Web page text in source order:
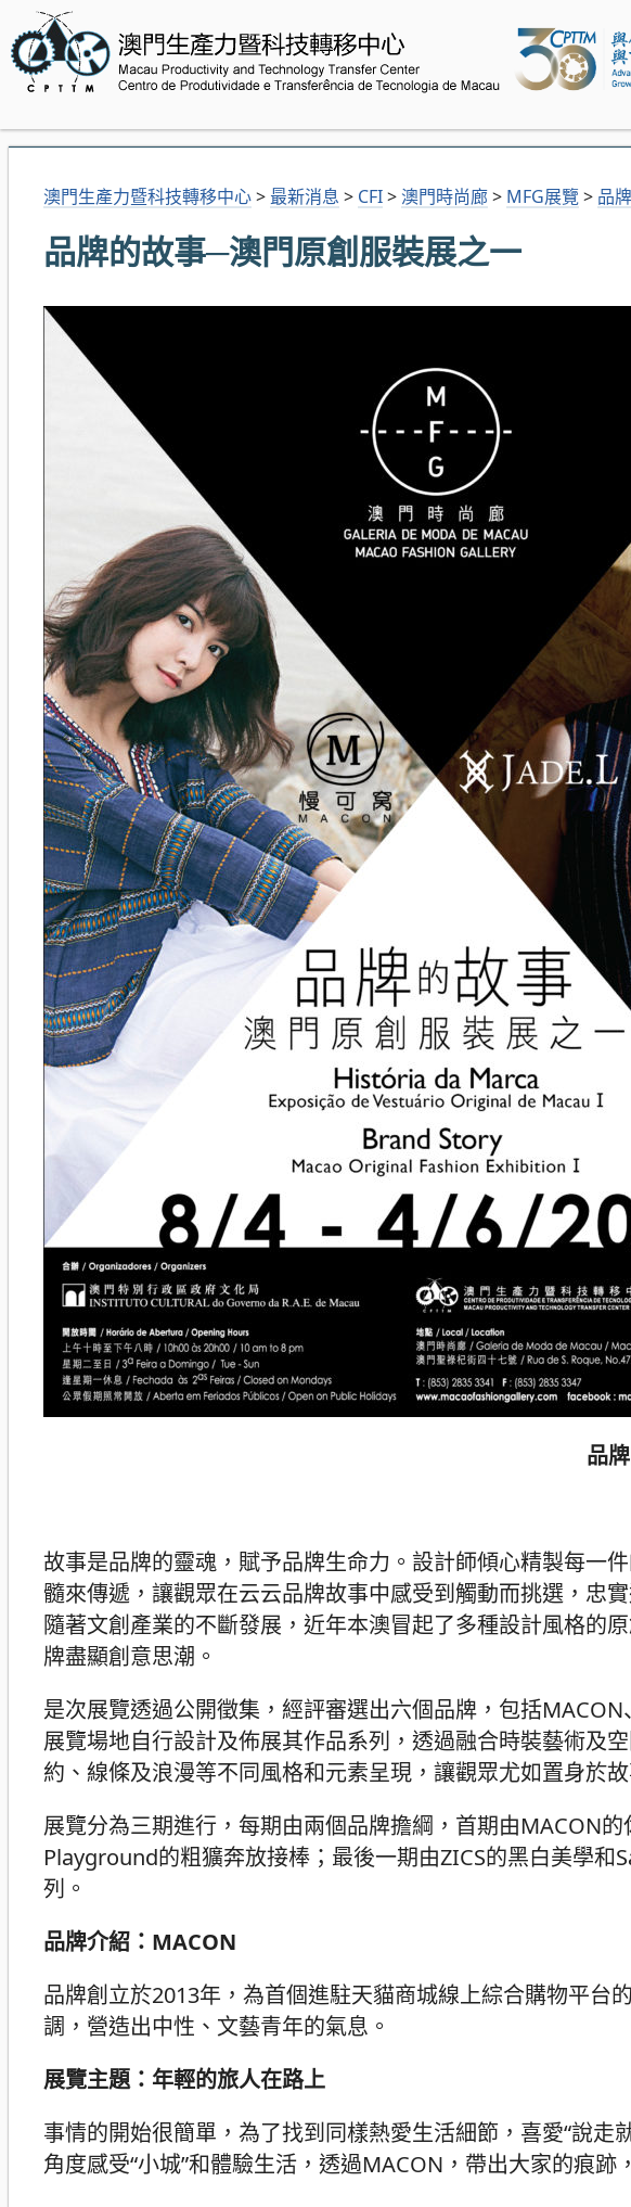
澳門生產力暨科技轉移中心> 最新消息 > CFI> 澳門時尚廊> MFG展覽> 品
品牌的故事─澳門原創服裝展之一
品
故事是品牌的靈魂，賦予品牌生命力。設計師傾心精製每一
髓來傳遞，讓觀眾在云云品牌故事中感受到觸動而挑選，忠
隨著文創產業的不斷發展，近年本澳冒起了多種設計風格的
牌盡顯創意思潮。
是次展覽透過公開徵集，經評審選出六個品牌，包括
展覽場地自行設計及佈展其作品系列，透過融合時裝藝術及
約、線條及浪漫等不同風格和元素呈現，讓觀眾尤如置身於
展覽分為三期進行，每期由兩個品牌擔綱，首期由MACON
Playground的粗獷奔放接棒；最後一期由ZICS的黑白美學
列。
品牌介紹：MACON
品牌創立於2013年，為首個進駐天貓商城線上綜合購物平台
調，營造出中性、文藝青年的氣息。
展覽主題：年輕的旅人在路上
事情的開始很簡單，為了找到同樣熱愛生活細節，喜愛“說
角度感受“小城”和體驗生活，透過MACON，帶出大家的痕跡